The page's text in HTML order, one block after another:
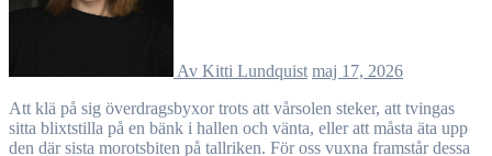
Av Kitti Lundquist maj 17, 2026
Att klä på sig överdragsbyxor trots att vårsolen steker, att tvingas
sitta blixtstilla på en bänk i hallen och vänta, eller att måsta äta upp
den där sista morotsbiten på tallriken. För oss vuxna framstår dessa